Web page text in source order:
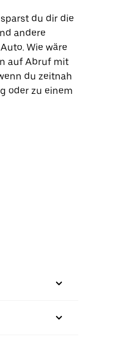
du dir die
andere
Wie wäre
auf Abruf mit
du zeitnah
oder zu einem